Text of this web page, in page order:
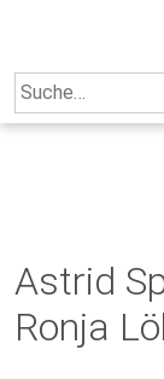
Search
for:
Astrid
Ronja